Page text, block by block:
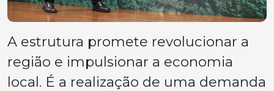
A estrutura promete revolucionar a
região e impulsionar a economia
local. É a realização de uma demanda